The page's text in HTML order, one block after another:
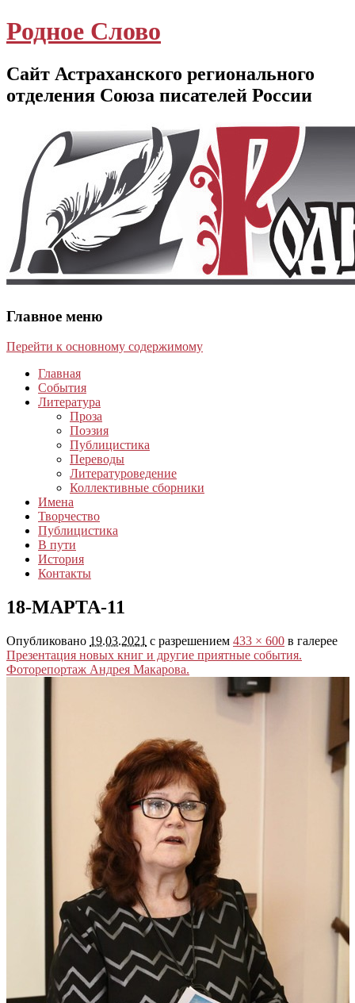
Родное Слово
Сайт Астраханского регионального
отделения Союза писателей России
Главное меню
Перейти к основному содержимому
Главная
События
Литература
Проза
Поэзия
Публицистика
Переводы
Литературоведение
Коллективные сборники
Имена
Творчество
Публицистика
В пути
История
Контакты
18-МАРТА-11
Опубликовано 19.03.2021 с разрешением 433 × 600 в галерее
Презентация новых книг и другие приятные события.
Фоторепортаж Андрея Макарова.